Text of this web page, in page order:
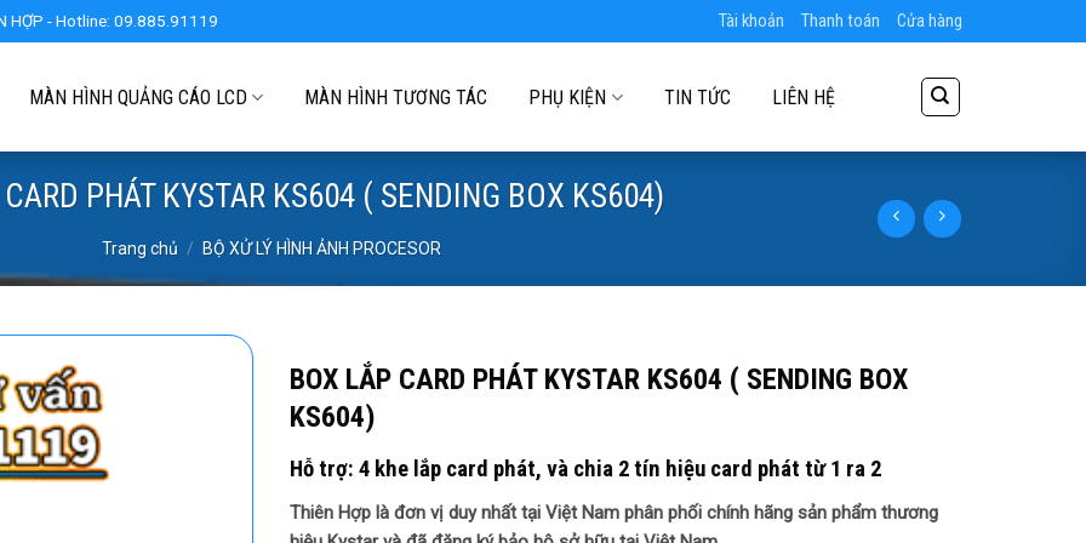
HỢP - Hotline: 09.885.91119 Tài khoản Thanh toán Cửa hàng
MÀN HÌNH QUẢNG CÁO LCD MÀN HÌNH TƯƠNG TÁC PHỤ KIỆN TIN TỨC LIÊN HỆ
PHÁT KYSTAR KS604 ( SENDING BOX KS604)
Trang chủ / BỘ XỬ LÝ HÌNH ẢNH PROCESOR
BOX LẮP CARD PHÁT KYSTAR KS604 ( SENDING BOX
KS604)
Hỗ trợ: 4 khe lắp card phát, và chia 2 tín hiệu card phát từ 1 ra 2
Thiên Hợp là đơn vị duy nhất tại Việt Nam phân phối chính hãng sản phẩm thương